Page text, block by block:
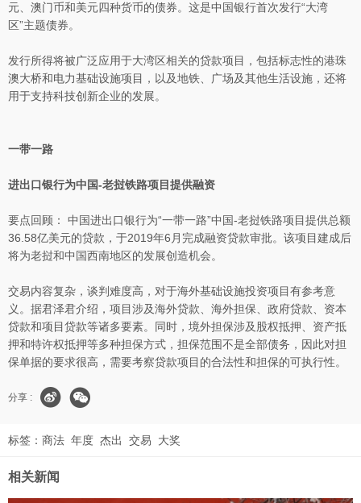
元、澳门币和美元四种货币的债券。这是中国银行首次发行“大湾
区”主题债券。
发行所得将被广泛应用于大湾区相关的贷款项目，包括标志性的港珠
澳大桥和电力基础设施项目，以及地铁、广场及其他生活设施，还将
用于支持科技创新企业的发展。
一带一路
进出口银行为中国-老挝铁路项目提供融资
要点回顾： 中国进出口银行为“一带一路”中国-老挝铁路项目提供总额
36.58亿美元的贷款，于2019年6月完成融资贷款审批。该项目建成后
将为老挝和中国西南地区的发展创造机会。
交易内容复杂，谈判难度高，对于海外基础设施投资项目有参考意
义。据君泽君介绍，项目涉及海外贷款、海外担保、政府贷款、资本
贷款和项目贷款等诸多要素。同时，境外担保涉及股权抵押、资产抵
押和特许权抵押等多种担保方式，担保范围不是全部债务，因此对担
保单据的要求很高，需要考察贷款项目的合法性和担保的可执行性。
分享 :
标签： 商法 年度 杰出 交易 大奖
相关新闻